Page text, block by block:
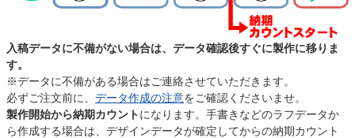
入稿データに不備がない場合は、データ確認後すぐに製作に移りま
す。
※データに不備がある場合はご連絡させていただきます。
必ずご注文前に、 データ作成の注意をご確認くださいませ。
製作開始から納期カウントになります。手書きなどのラフデータか
ら作成する場合は、デザインデータが確定してからの納期カウント